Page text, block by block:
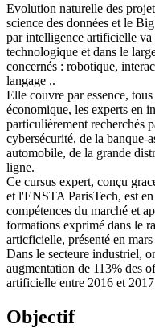
Evolution naturelle des
science des données et le
par intelligence artificielle
technologique et dans le
concernés : robotique,
langage ..
Elle couvre par essence,
économique, les experts en
particulièrement recherchés
cybersécurité, de la banque-
automobile, de la grande
ligne.
Ce cursus expert, conçu
et l'ENSTA ParisTech, est
compétences du marché et
formations exprimé dans le
articficielle, présenté en
Dans le secteure industriel,
augmentation de 113% des
artificielle entre 2016 et
Objectif